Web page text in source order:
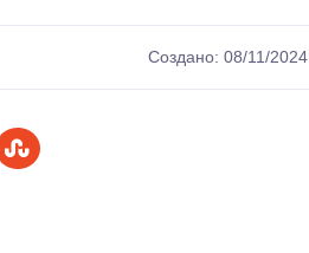
Создано: 08/11/2024